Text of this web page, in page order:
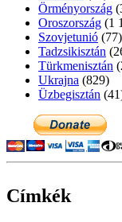
Örményország
Oroszország (1
Szovjetunió (77)
Tadzsikisztán
Türkmenisztán
Ukrajna (829)
Üzbegisztán
Címkék